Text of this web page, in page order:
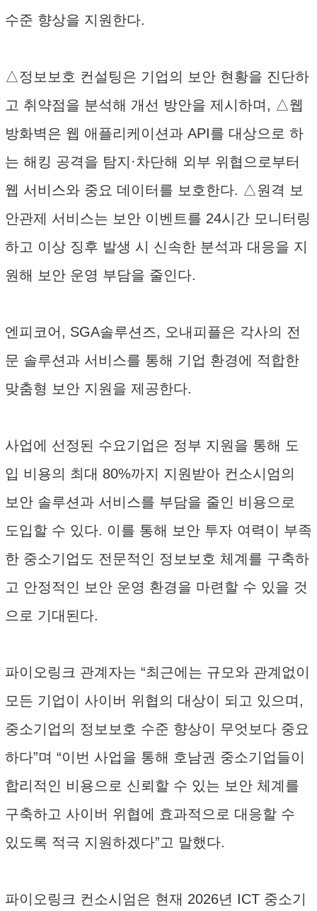
수준 향상을 지원한다.
△정보보호 컨설팅은 기업의 보안 현황을 진단하
고 취약점을 분석해 개선 방안을 제시하며, △웹
방화벽은 웹 애플리케이션과 API를 대상으로 하
는 해킹 공격을 탐지·차단해 외부 위협으로부터
웹 서비스와 중요 데이터를 보호한다. △원격 보
안관제 서비스는 보안 이벤트를 24시간 모니터링
하고 이상 징후 발생 시 신속한 분석과 대응을 지
원해 보안 운영 부담을 줄인다.
엔피코어, SGA솔루션즈, 오내피플은 각사의 전
문 솔루션과 서비스를 통해 기업 환경에 적합한
맞춤형 보안 지원을 제공한다.
사업에 선정된 수요기업은 정부 지원을 통해 도
입 비용의 최대 80%까지 지원받아 컨소시엄의
보안 솔루션과 서비스를 부담을 줄인 비용으로
도입할 수 있다. 이를 통해 보안 투자 여력이 부족
한 중소기업도 전문적인 정보보호 체계를 구축하
고 안정적인 보안 운영 환경을 마련할 수 있을 것
으로 기대된다.
파이오링크 관계자는 “최근에는 규모와 관계없이
모든 기업이 사이버 위협의 대상이 되고 있으며,
중소기업의 정보보호 수준 향상이 무엇보다 중요
하다”며 “이번 사업을 통해 호남권 중소기업들이
합리적인 비용으로 신뢰할 수 있는 보안 체계를
구축하고 사이버 위협에 효과적으로 대응할 수
있도록 적극 지원하겠다”고 말했다.
파이오링크 컨소시엄은 현재 2026년 ICT 중소기